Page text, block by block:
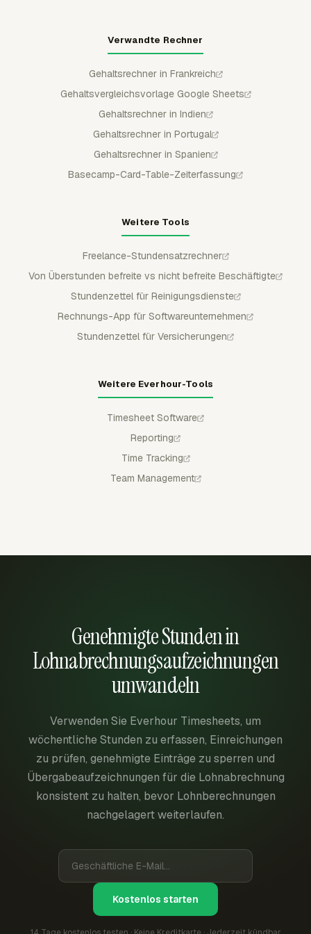
Verwandte Rechner
Gehaltsrechner in Frankreich
Gehaltsvergleichsvorlage Google Sheets
Gehaltsrechner in Indien
Gehaltsrechner in Portugal
Gehaltsrechner in Spanien
Basecamp-Card-Table-Zeiterfassung
Weitere Tools
Freelance-Stundensatzrechner
Von Überstunden befreite vs nicht befreite Beschäftigte
Stundenzettel für Reinigungsdienste
Rechnungs-App für Softwareunternehmen
Stundenzettel für Versicherungen
Weitere Everhour-Tools
Timesheet Software
Reporting
Time Tracking
Team Management
Genehmigte Stunden in
Lohnabrechnungsaufzeichnungen
umwandeln
Verwenden Sie Everhour Timesheets, um
wöchentliche Stunden zu erfassen, Einreichungen
zu prüfen, genehmigte Einträge zu sperren und
Übergabeaufzeichnungen für die Lohnabrechnung
konsistent zu halten, bevor Lohnberechnungen
nachgelagert weiterlaufen.
Kostenlos starten